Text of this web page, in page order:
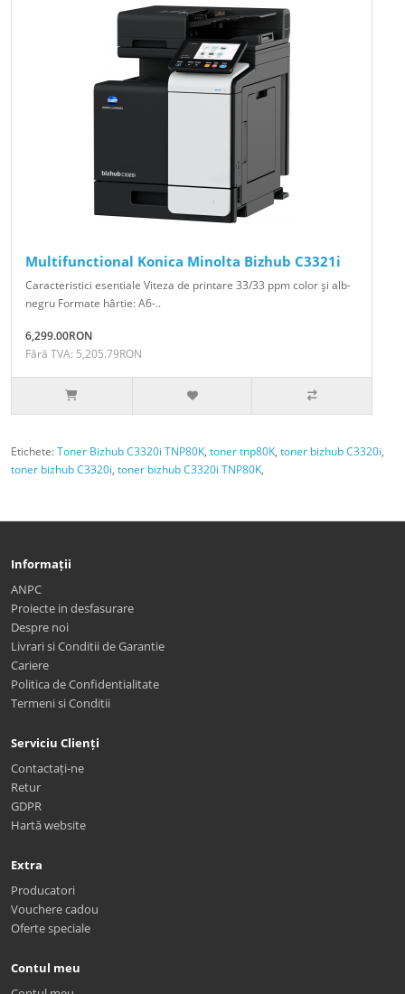
Multifunctional Konica Minolta Bizhub C3321i
Caracteristici esentiale Viteza de printare 33/33 ppm color şi alb-
negru Formate hârtie: A6-..
6,299.00RON
Fără TVA: 5,205.79RON
Etichete:Toner Bizhub C3320i TNP80K, toner tnp80K, toner bizhub C3320i,
toner bizhub C3320i, toner bizhub C3320i TNP80K,
Informații
ANPC
Proiecte in desfasurare
Despre noi
Livrari si Conditii de Garantie
Cariere
Politica de Confidentialitate
Termeni si Conditii
Serviciu Clienți
Contactați-ne
Retur
GDPR
Hartă website
Extra
Producatori
Vouchere cadou
Oferte speciale
Contul meu